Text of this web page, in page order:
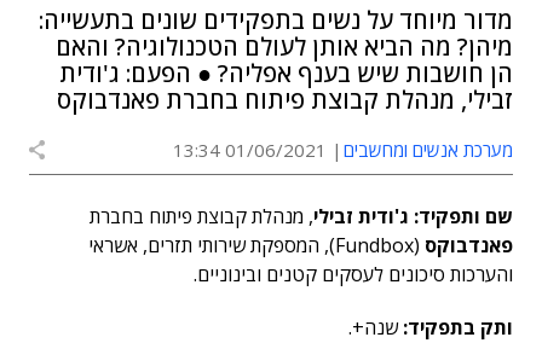
מדור מיוחד על נשים בתפקידים שונים בתעשייה:
מיהן? מה הביא אותן לעולם הטכנולוגיה? והאם
הן חושבות שיש בענף אפליה? ● הפעם: ג'ודית
זבילי, מנהלת קבוצת פיתוח בחברת פאנדבוקס
מערכת אנשים ומחשבים 01/06/2021 13:34
שם ותפקיד: ג'ודית זבילי, מנהלת קבוצת פיתוח בחברת
פאנדבוקס
(Fundbox), המספקת שירותי תזרים, אשראי
והערכות סיכונים לעסקים קטנים ובינוניים.
ותק בתפקיד:שנה+.